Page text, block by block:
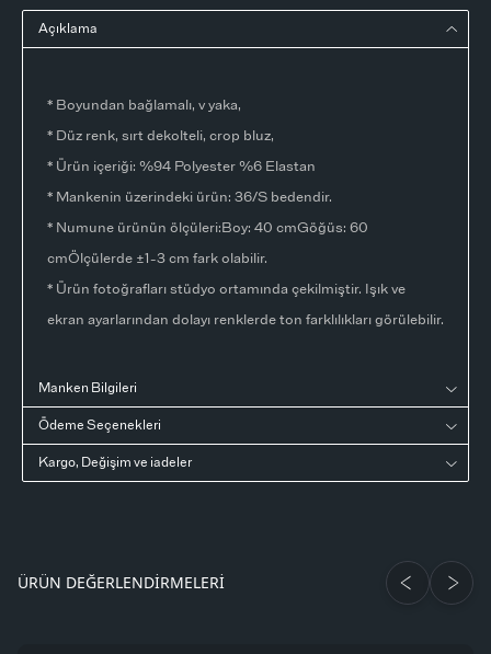
Açıklama
* Boyundan bağlamalı, v yaka,
* Düz renk, sırt dekolteli, crop bluz,
* Ürün içeriği: %94 Polyester %6 Elastan
* Mankenin üzerindeki ürün: 36/S bedendir.
* Numune ürünün ölçüleri:Boy: 40 cmGöğüs: 60
cmÖlçülerde ±1-3 cm fark olabilir.
* Ürün fotoğrafları stüdyo ortamında çekilmiştir. Işık ve
ekran ayarlarından dolayı renklerde ton farklılıkları görülebilir.
Manken Bilgileri
Ödeme Seçenekleri
Kargo, Değişim ve iadeler
ÜRÜN DEĞERLENDIRMELERI